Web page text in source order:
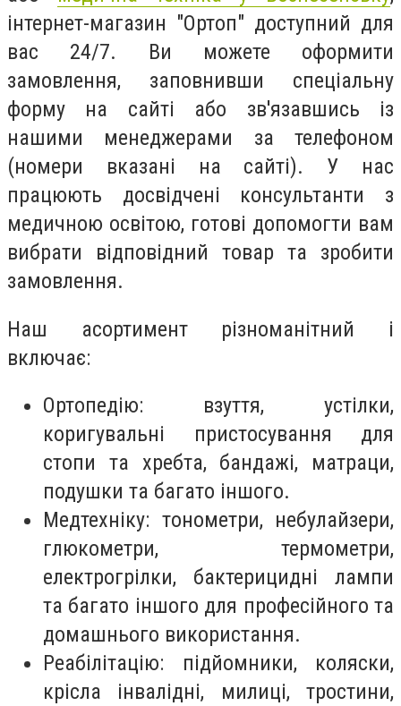
інтернет-магазин "Ортоп" доступний для
вас 24/7. Ви можете оформити
замовлення, заповнивши спеціальну
форму на сайті або зв'язавшись із
нашими менеджерами за телефоном
(номери вказані на сайті). У нас
працюють досвідчені консультанти з
медичною освітою, готові допомогти вам
вибрати відповідний товар та зробити
замовлення.
Наш асортимент різноманітний і
включає:
Ортопедію: взуття, устілки,
коригувальні пристосування для
стопи та хребта, бандажі, матраци,
подушки та багато іншого.
Медтехніку: тонометри, небулайзери,
глюкометри, термометри,
електрогрілки, бактерицидні лампи
та багато іншого для професійного та
домашнього використання.
Реабілітацію: підйомники, коляски,
крісла інвалідні, милиці, тростини,